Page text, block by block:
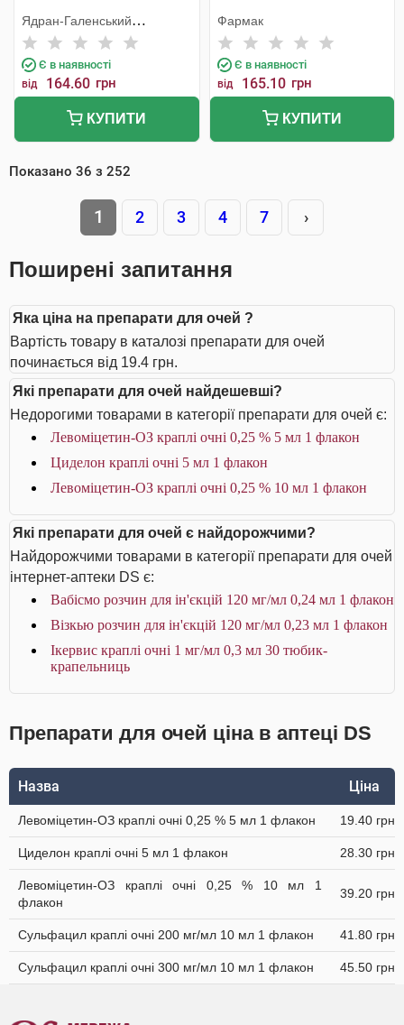
Ядран-Галенський
Лабораторій
Є в наявності
від 164.60 грн
КУПИТИ
Фармак
Є в наявності
від 165.10 грн
КУПИТИ
Показано 36 з 252
1 2 3 4 7 ›
Поширені запитання
Яка ціна на препарати для очей ?
Вартість товару в каталозі препарати для очей
починається від 19.4 грн.
Які препарати для очей найдешевші?
Недорогими товарами в категорії препарати для очей є:
Левоміцетин-ОЗ краплі очні 0,25 % 5 мл 1 флакон
Циделон краплі очні 5 мл 1 флакон
Левоміцетин-ОЗ краплі очні 0,25 % 10 мл 1 флакон
Які препарати для очей є найдорожчими?
Найдорожчими товарами в категорії препарати для очей
інтернет-аптеки DS є:
Вабісмо розчин для ін'єкцій 120 мг/мл 0,24 мл 1 флакон
Візкью розчин для ін'єкцій 120 мг/мл 0,23 мл 1 флакон
Ікервис краплі очні 1 мг/мл 0,3 мл 30 тюбик-
крапельниць
Препарати для очей ціна в аптеці DS
Назва Ціна
Левоміцетин-ОЗ краплі очні 0,25 % 5 мл 1 флакон 19.40 грн
Циделон краплі очні 5 мл 1 флакон 28.30 грн
Левоміцетин-ОЗ краплі очні 0,25 % 10 мл 1
флакон
39.20 грн
Сульфацил краплі очні 200 мг/мл 10 мл 1 флакон 41.80 грн
Сульфацил краплі очні 300 мг/мл 10 мл 1 флакон 45.50 грн